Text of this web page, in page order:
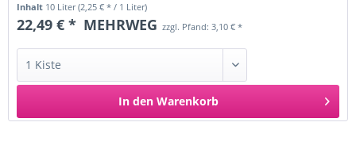
Inhalt 10 Liter(2,25 € * / 1 Liter)
22,49 € * MEHRWEG zzgl. Pfand: 3,10 € *
In den Warenkorb